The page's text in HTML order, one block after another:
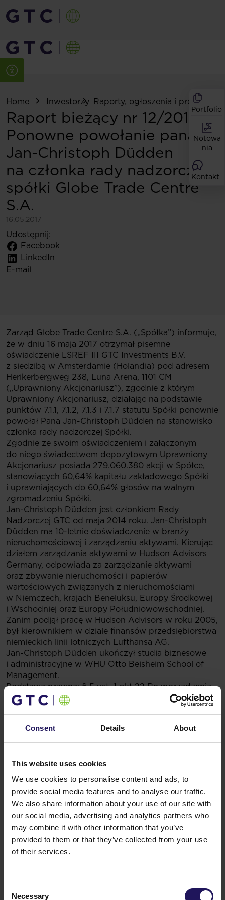
Consent Details About
This website uses cookies
We use cookies to personalise content and ads, to
provide social media features and to analyse our traffic.
We also share information about your use of our site with
our social media, advertising and analytics partners who
may combine it with other information that you’ve
provided to them or that they’ve collected from your use
of their services.
Selection
Necessary
Portfolio
Notowa
nia
Kontakt
Home Inwestorzy Raporty, ogłoszenia i prezentacje
Raport bieżący nr 12/2017:
Ponowne powołanie pana
Jan-Christoph Düdden
na członka rady nadzorczej
spółki Globe Trade Centre
S.A.
16.05.2017
Udostępnij:
Facebook
LinkedIn
E-mail
Zarząd Globe Trade Centre S.A. („Spółka”) informuje,
że w dniu 16 maja 2017 otrzymał pisemne
oświadczenie LSREF III GTC Investments B.V.
z siedzibą w Amsterdamie (Holandia) pod adresem
Herikerbergweg 238, Luna Arena, 1101 CM
(„Uprawniony Akcjonariusz”), zgodnie z którym
Uprawniony Akcjonariusz, działając na podstawie
punktów 7.1.1, 7.1.2, 7.1.3 i 7.1.7 statutu Spółki ponownie
powołał Pana Jan-Christoph Düdden na stanowisko
członka rady nadzorczej Spółki.
Zgodnie ze swoim oświadczeniem i załączonym
do niego świadectwem depozytowym Uprawniony
Akcjonariusz posiada 279.060.380 akcji w Spółce,
stanowiących 60,64% kapitału zakładowego Spółki
i uprawniających do 60,64% głosów na walnym
zgromadzeniu Spółki.
Jan-Christoph Düdden jest członkiem Rady
Nadzorczej GTC od maja 2014 roku. Jan-Christoph
Düdden ma 10-letnie doświadczenie w branży
nieruchomościowej i zarządzaniu aktywami. Kierując
działem zarządzania aktywami w Hudson Advisors
Germany, odpowiada za zarządzanie aktywami
oraz zbywanie nieruchomości i papierów
wartościowych związanych z nieruchomościami
w Niemczech, krajach Beneluksu, Europy Środkowej
i Wschodniej oraz Europy Południowowschodniej.
Zanim podjął pracę w Hudson Advisors w roku 2005,
był kierownikiem w dziale finansów przedsiębiorstwa
niemieckich linii lotniczych Lufthansa AG.
Jan-Christoph Düdden ukończył studia biznesowe
i administracyjne w WHU Otto Beisheim School of
Management.
Podstawa prawna: § 5 ust. 1 pkt 22 Rozporządzenia
Ministra Finansów z dnia 19 lutego 2009 r. w sprawie
informacji bieżących i okresowych przekazywanych
oraz warunków uznawania za równoważne informacji
wymaganych przepisami prawa państwa
16.05.2017 17:02
Powiązane artykuły
09.07.2026
Zobacz więcej
Sprzedaż Avenue Mall